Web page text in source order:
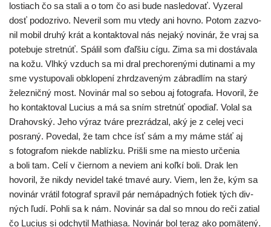
los­tiach čo sa sta­li a o tom čo asi bude nasle­do­vať. Vyzeral
dosť podoz­ri­vo. Neveril som mu vte­dy ani hov­no. Potom zazvo­
nil mobil dru­hý krát a kon­tak­to­val nás neja­ký novi­nár, že vraj sa
pote­bu­je stret­núť. Spálil som ďaľ­šiu cígu. Zima sa mi dostá­va­la
na kožu. Vlhký vzduch sa mi dral pre­cho­re­ný­mi duti­na­mi a my
sme vystu­po­va­li obklo­pe­ní zhr­dza­ve­ným zábrad­lím na sta­rý
želez­nič­ný most. Novinár mal so sebou aj foto­gra­fa. Hovoril, že
ho kon­tak­to­val Lucius a má sa sním stret­núť opo­diaľ. Volal sa
Drahovský. Jeho výraz tvá­re pre­zrá­dzal, aký je z celej veci
posra­ný. Povedal, že tam chce ísť sám a my máme stáť aj
s foto­gra­fom nie­kde nablíz­ku. Prišli sme na mies­to urče­nia
a boli tam. Celí v čier­nom a neviem ani koľ­kí boli. Drak len
hovo­ril, že nikdy nevi­del také tma­vé aury. Viem, len že, kým sa
novi­nár vrá­til foto­graf spra­vil pár nemá­pad­ných fotiek tých div­
ných ľudí. Pohli sa k nám. Novinár sa dal so mnou do reči zatial
čo Lucius si odchy­til Mathiasa. Novinár bol teraz ako pomä­te­ný.